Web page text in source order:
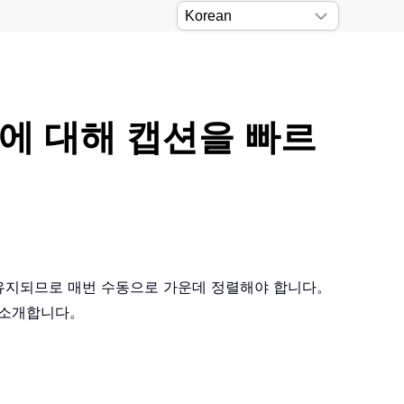
대해 캡션을 빠르
되므로 매번 수동으로 가운데 정렬해야 합니다。
합니다。